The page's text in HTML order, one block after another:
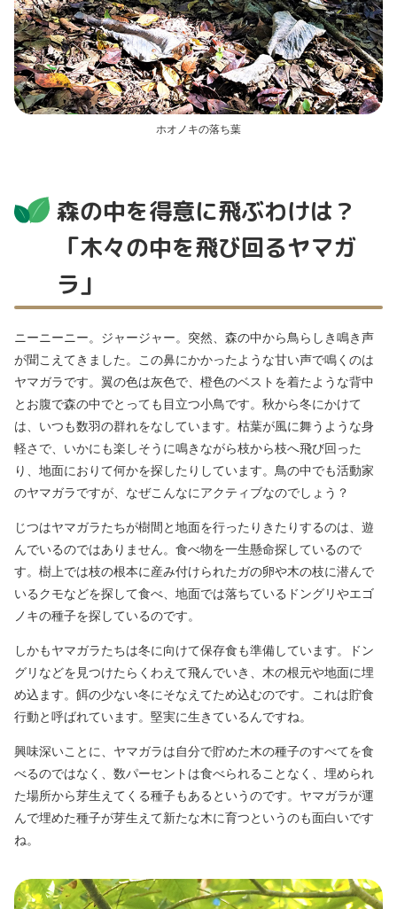
ホオノキの落ち葉
森の中を得意に飛ぶわけは？
「木々の中を飛び回るヤマガ
ラ」
ニーニーニー。ジャージャー。突然、森の中から鳥らしき鳴き声
が聞こえてきました。この鼻にかかったような甘い声で鳴くのは
ヤマガラです。翼の色は灰色で、橙色のベストを着たような背中
とお腹で森の中でとっても目立つ小鳥です。秋から冬にかけて
は、いつも数羽の群れをなしています。枯葉が風に舞うような身
軽さで、いかにも楽しそうに鳴きながら枝から枝へ飛び回った
り、地面におりて何かを探したりしています。鳥の中でも活動家
のヤマガラですが、なぜこんなにアクティブなのでしょう？
じつはヤマガラたちが樹間と地面を行ったりきたりするのは、遊
んでいるのではありません。食べ物を一生懸命探しているので
す。樹上では枝の根本に産み付けられたガの卵や木の枝に潜んで
いるクモなどを探して食べ、地面では落ちているドングリやエゴ
ノキの種子を探しているのです。
しかもヤマガラたちは冬に向けて保存食も準備しています。ドン
グリなどを見つけたらくわえて飛んでいき、木の根元や地面に埋
め込ます。餌の少ない冬にそなえてため込むのです。これは貯食
行動と呼ばれています。堅実に生きているんですね。
興味深いことに、ヤマガラは自分で貯めた木の種子のすべてを食
べるのではなく、数パーセントは食べられることなく、埋められ
た場所から芽生えてくる種子もあるというのです。ヤマガラが運
んで埋めた種子が芽生えて新たな木に育つというのも面白いです
ね。